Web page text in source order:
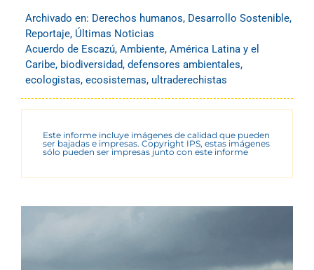
Archivado en: Derechos humanos, Desarrollo Sostenible,
Reportaje, Últimas Noticias
Acuerdo de Escazú, Ambiente, América Latina y el
Caribe, biodiversidad, defensores ambientales,
ecologistas, ecosistemas, ultraderechistas
Este informe incluye imágenes de calidad que pueden
ser bajadas e impresas. Copyright IPS, estas imágenes
sólo pueden ser impresas junto con este informe